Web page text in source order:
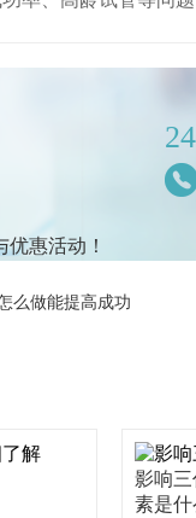
惠活动！
么做能提高成功
影响三
素是